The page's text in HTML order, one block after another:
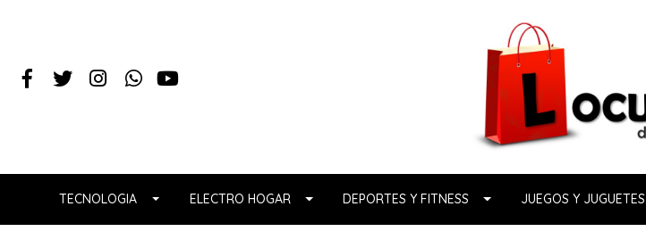
TECNOLOGIA ELECTRO HOGAR DEPORTES Y FITNESS JUEGOS Y JUGUETES